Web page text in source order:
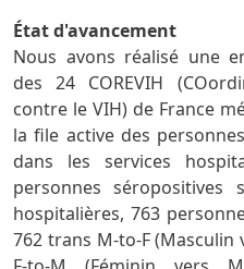
État d'avancement
Nous avons réalisé une
des 24 COREVIH
contre le VIH) de France
la file active des
dans les services
personnes séropositives
hospitalières, 763
762 trans M-to-F (Masculin